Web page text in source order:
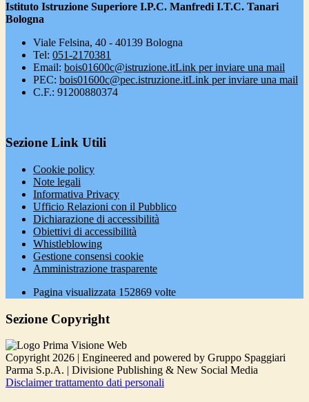
Istituto Istruzione Superiore I.P.C. Manfredi I.T.C. Tanari
Bologna
Viale Felsina, 40 - 40139 Bologna
Tel: 051-2170381
Email: bois01600c@istruzione.itLink per inviare una mail
PEC: bois01600c@pec.istruzione.itLink per inviare una mail
C.F.: 91200880374
Sezione Link Utili
Cookie policy
Note legali
Informativa Privacy
Ufficio Relazioni con il Pubblico
Dichiarazione di accessibilità
Obiettivi di accessibilità
Whistleblowing
Gestione consensi cookie
Amministrazione trasparente
Pagina visualizzata 152869 volte
Sezione Copyright
Copyright 2026 | Engineered and powered by Gruppo Spaggiari
Parma S.p.A. | Divisione Publishing & New Social Media
Disclaimer trattamento dati personali